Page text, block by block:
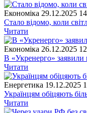
Економіка 29.12.2025
Стало відомо, коли
Читати
Економіка 26.12.2025
В «Укренерго» заявили
Читати
Енергетика 19.12.2025
Українцям обіцяють
Читати